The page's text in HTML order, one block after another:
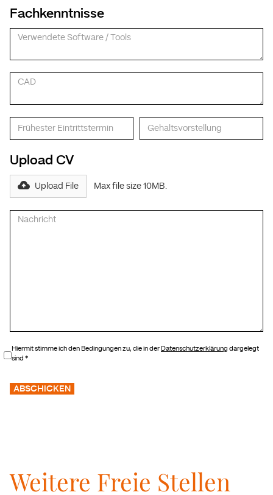
Fachkenntnisse
Upload CV
Upload File Max file size 10MB.
Hiermit stimme ich den Bedingungen zu, die in der Datenschutzerklärung dargelegt
sind *
Weitere Freie Stellen